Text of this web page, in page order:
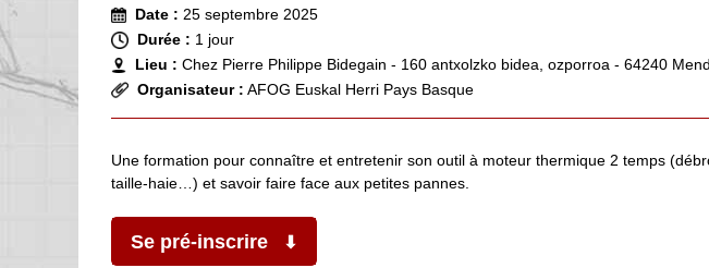
Date : 25 septembre 2025
Durée : 1 jour
Lieu : Chez Pierre Philippe Bidegain - 160 antxolzko bidea, ozporroa - 64240
Organisateur : AFOG Euskal Herri Pays Basque
Une formation pour connaître et entretenir son outil à moteur thermique 2 temps
taille-haie…) et savoir faire face aux petites pannes.
Se pré-inscrire